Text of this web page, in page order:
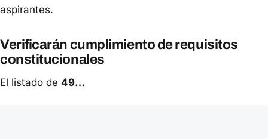
aspirantes.
Verificarán cumplimiento de requisitos
constitucionales
El listado de 49…